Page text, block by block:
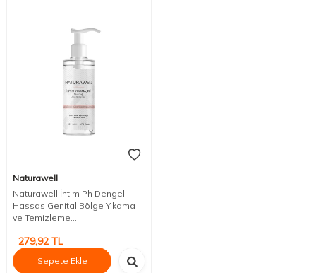
Naturawell
Naturawell İntim Ph Dengeli
Hassas Genital Bölge Yıkama
ve Temizleme...
279,92 TL
Sepete Ekle